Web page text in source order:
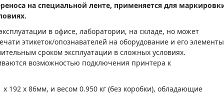
на специальной ленте, применяется для
в офисе, лаборатории, на складе, но может
этикеток/опознавателей на оборудование и его элементы
сроком эксплуатации в сложных условиях.
возможностью подключения принтера к
x 192 x 86мм, и весом 0.950 кг (без коробки), обладающие